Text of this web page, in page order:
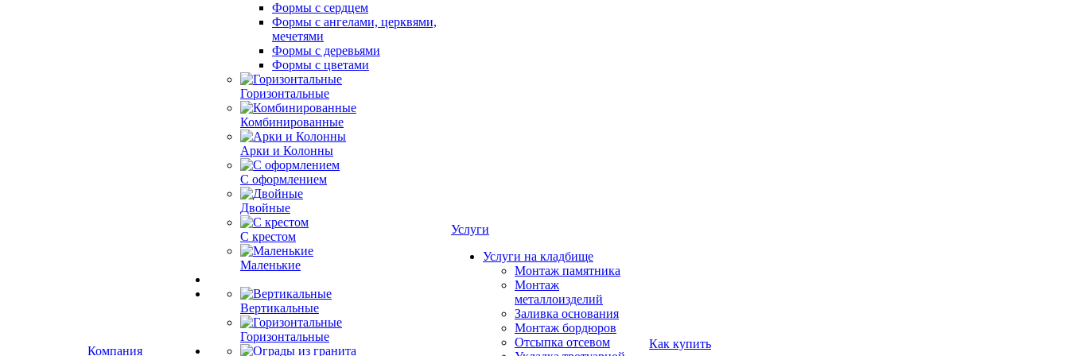
Компания
Формы с сердцем
Формы с ангелами, церквями,
мечетями
Формы с деревьями
Формы с цветами
Горизонтальные
Комбинированные
Арки и Колонны
С оформлением
Двойные
С крестом
Маленькие
Вертикальные
Горизонтальные
Услуги
Услуги на кладбище
Монтаж памятника
Монтаж
металлоизделий
Заливка основания
Монтаж бордюров
Отсыпка отсевом
Как купить